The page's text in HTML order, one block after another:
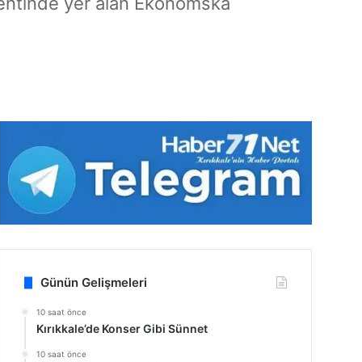
Günün Gelişmeleri
10 saat önce
Kırıkkale’de Konser Gibi Sünnet
10 saat önce